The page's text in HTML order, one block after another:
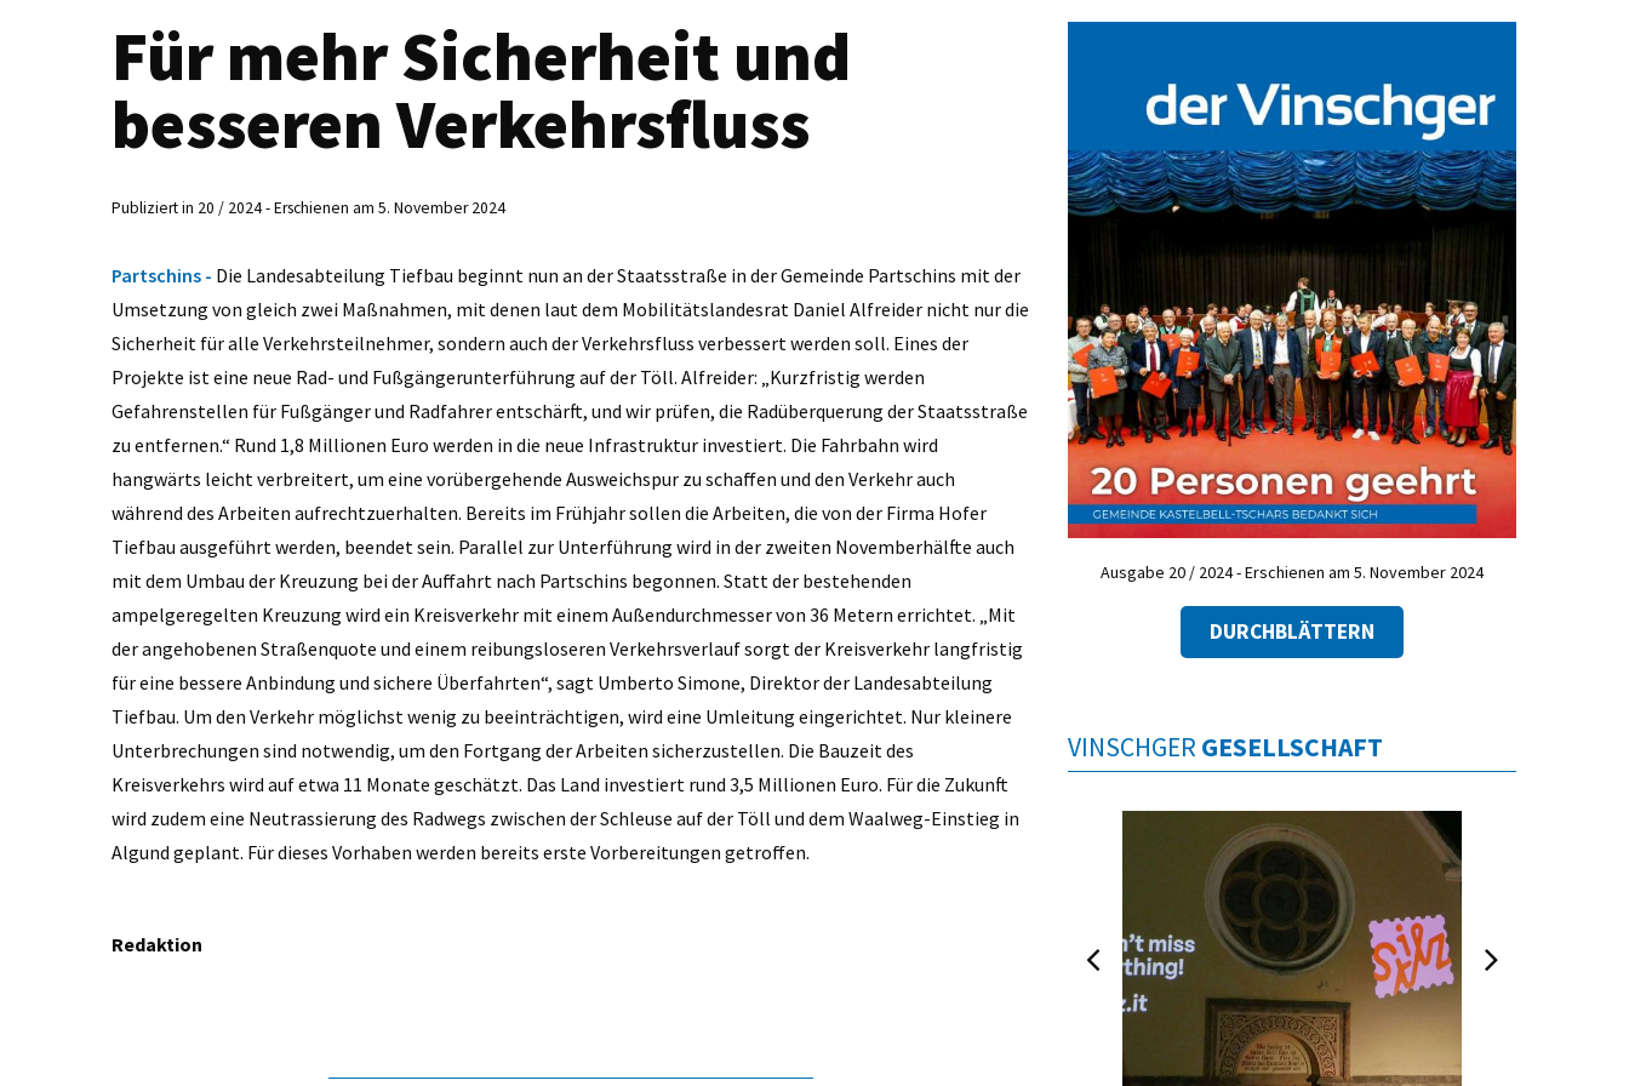
Für mehr Sicherheit und
besseren Verkehrsfluss
Publiziert in 20 / 2024 - Erschienen am 5. November 2024
Partschins - Die Landesabteilung Tiefbau beginnt nun an der Staatsstraße in der Gemeinde Partschins mit der
Umsetzung von gleich zwei Maßnahmen, mit denen laut dem Mobilitätslandesrat Daniel Alfreider nicht nur die
Sicherheit für alle Verkehrsteilnehmer, sondern auch der Verkehrsfluss verbessert werden soll. Eines der
Projekte ist eine neue Rad- und Fußgängerunterführung auf der Töll. Alfreider: „Kurzfristig werden
Gefahrenstellen für Fußgänger und Radfahrer entschärft, und wir prüfen, die Radüberquerung der Staatsstraße
zu entfernen.“ Rund 1,8 Millionen Euro werden in die neue Infrastruktur investiert. Die Fahrbahn wird
hangwärts leicht verbreitert, um eine vorübergehende Ausweichspur zu schaffen und den Verkehr auch
während des Arbeiten aufrechtzuerhalten. Bereits im Frühjahr sollen die Arbeiten, die von der Firma Hofer
Tiefbau ausgeführt werden, beendet sein. Parallel zur Unterführung wird in der zweiten Novemberhälfte auch
mit dem Umbau der Kreuzung bei der Auffahrt nach Partschins begonnen. Statt der bestehenden
ampelgeregelten Kreuzung wird ein Kreisverkehr mit einem Außendurchmesser von 36 Metern errichtet. „Mit
der angehobenen Straßenquote und einem reibungsloseren Verkehrsverlauf sorgt der Kreisverkehr langfristig
für eine bessere Anbindung und sichere Überfahrten“, sagt Umberto Simone, Direktor der Landesabteilung
Tiefbau. Um den Verkehr möglichst wenig zu beeinträchtigen, wird eine Umleitung eingerichtet. Nur kleinere
Unterbrechungen sind notwendig, um den Fortgang der Arbeiten sicherzustellen. Die Bauzeit des
Kreisverkehrs wird auf etwa 11 Monate geschätzt. Das Land investiert rund 3,5 Millionen Euro. Für die Zukunft
wird zudem eine Neutrassierung des Radwegs zwischen der Schleuse auf der Töll und dem Waalweg-Einstieg in
Algund geplant. Für dieses Vorhaben werden bereits erste Vorbereitungen getroffen.
Redaktion
Ausgabe 20 / 2024 - Erschienen am 5. November 2024
DURCHBLÄTTERN
VINSCHGER GESELLSCHAFT